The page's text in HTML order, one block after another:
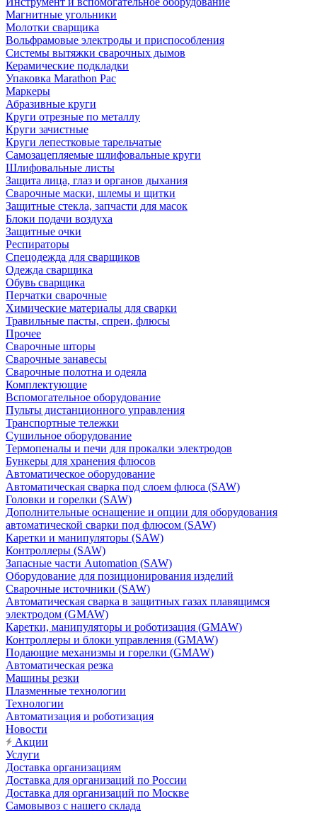
Магнитные угольники
Молотки сварщика
Вольфрамовые электроды и приспособления
Системы вытяжки сварочных дымов
Керамические подкладки
Упаковка Marathon Pac
Маркеры
Абразивные круги
Круги отрезные по металлу
Круги зачистные
Круги лепестковые тарельчатые
Самозацепляемые шлифовальные круги
Шлифовальные листы
Защита лица, глаз и органов дыхания
Сварочные маски, шлемы и щитки
Защитные стекла, запчасти для масок
Блоки подачи воздуха
Защитные очки
Респираторы
Спецодежда для сварщиков
Одежда сварщика
Обувь сварщика
Перчатки сварочные
Химические материалы для сварки
Травильные пасты, спреи, флюсы
Прочее
Сварочные шторы
Сварочные занавесы
Сварочные полотна и одеяла
Комплектующие
Вспомогательное оборудование
Пульты дистанционного управления
Транспортные тележки
Сушильное оборудование
Термопеналы и печи для прокалки электродов
Бункеры для хранения флюсов
Автоматическое оборудование
Автоматическая сварка под слоем флюса (SAW)
Головки и горелки (SAW)
Дополнительные оснащение и опции для оборудования
автоматической сварки под флюсом (SAW)
Каретки и манипуляторы (SAW)
Контроллеры (SAW)
Запасные части Automation (SAW)
Оборудование для позиционирования изделий
Сварочные источники (SAW)
Автоматическая сварка в защитных газах плавящимся
электродом (GMAW)
Каретки, манипуляторы и роботизация (GMAW)
Контроллеры и блоки управления (GMAW)
Подающие механизмы и горелки (GMAW)
Автоматическая резка
Машины резки
Плазменные технологии
Технологии
Автоматизация и роботизация
Новости
Акции
Услуги
Доставка организациям
Доставка для организаций по России
Доставка для организаций по Москве
Самовывоз с нашего склада